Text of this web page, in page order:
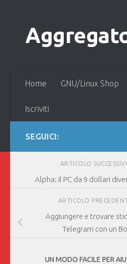
Home GNU/Linux Shop
Iscriviti
SEGUICI:
ARTICOLO
Alpha: il PC da 9 dollari
ARTICOLO
Aggiungere e trovare
Telegram con un
UN MODO FACILE PER